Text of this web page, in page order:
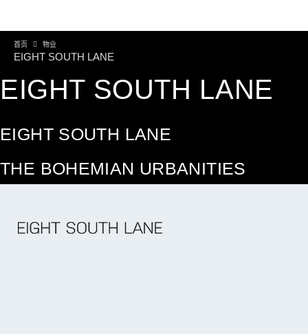
首页 物业
EIGHT SOUTH LANE
EIGHT SOUTH LANE
EIGHT SOUTH LANE
THE BOHEMIAN URBANITIES
继续